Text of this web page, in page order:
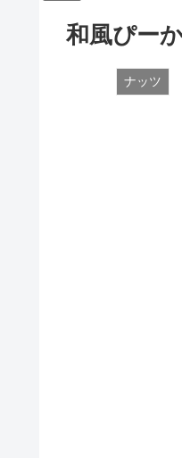
和風ぴー
ナッツ